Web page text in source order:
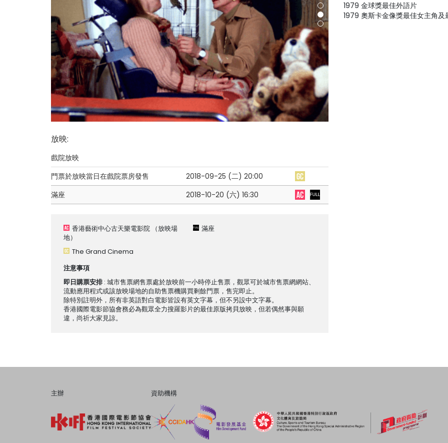
1979 金球獎最佳外語片
1979 奧斯卡金像獎最佳女主角及
放映:
戲院放映
門票於放映當日在戲院票房發售
2018-09-25 (二) 20:00
滿座
2018-10-20 (六) 16:30
香港藝術中心古天樂電影院 （放映場
地）
The Grand Cinema
滿座
注意事項
即日購票安排 : 城市售票網售票處於放映前一小時停止售票，觀眾可於城市售票網網站、
流動應用程式或該放映場地的自助售票機購買剩餘門票，售完即止。
除特別註明外，所有非英語對白電影皆設有英文字幕，但不另設中文字幕。
香港國際電影節協會務必為觀眾全力搜羅影片的最佳原版拷貝放映，但若偶然事與願
違，尚祈大家見諒。
主辦 資助機構